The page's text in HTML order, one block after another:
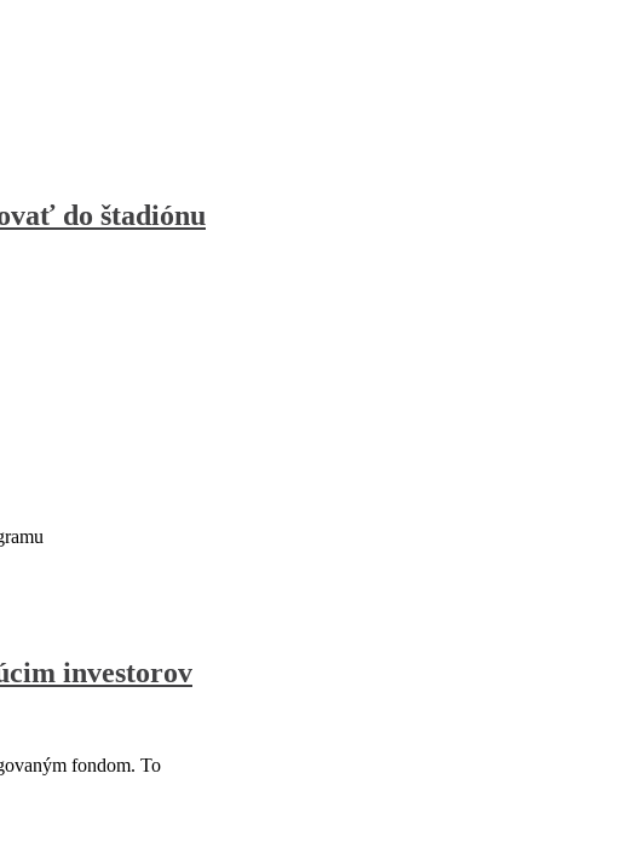
do štadiónu
investorov
fondom. To